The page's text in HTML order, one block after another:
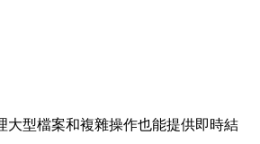
大型檔案和複雜操作也能提供即時結